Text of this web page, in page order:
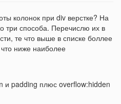
колонок при div верстке? На
три способа. Перечислю их в
те что выше в списке боллее
ниже наиболее
и padding плюс overflow:hidden